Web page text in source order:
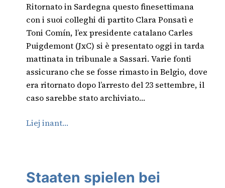
Ritornato in Sardegna questo finesettimana
con i suoi colleghi di partito Clara Ponsatì e
Toni Comín, l’ex presidente catalano Carles
Puigdemont (JxC) si è presentato oggi in tarda
mattinata in tribunale a Sassari. Varie fonti
assicurano che se fosse rimasto in Belgio, dove
era ritornato dopo l’arresto del 23 settembre, il
caso sarebbe stato archiviato…
Liej inant…
Staaten spielen bei